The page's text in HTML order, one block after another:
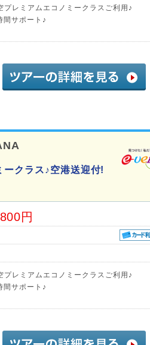
レミアムエコノミークラスご利用♪
間サポート♪
ークラス♪空港送迎付!
円
レミアムエコノミークラスご利用♪
間サポート♪